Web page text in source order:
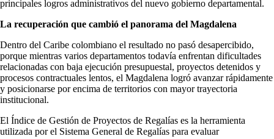
principales logros administrativos del nuevo gobierno departamental.
La recuperación que cambió el panorama del Magdalena
Dentro del Caribe colombiano el resultado no pasó desapercibido,
porque mientras varios departamentos todavía enfrentan dificultades
relacionadas con baja ejecución presupuestal, proyectos detenidos y
procesos contractuales lentos, el Magdalena logró avanzar rápidamente
y posicionarse por encima de territorios con mayor trayectoria
institucional.
El Índice de Gestión de Proyectos de Regalías es la herramienta
utilizada por el Sistema General de Regalías para evaluar